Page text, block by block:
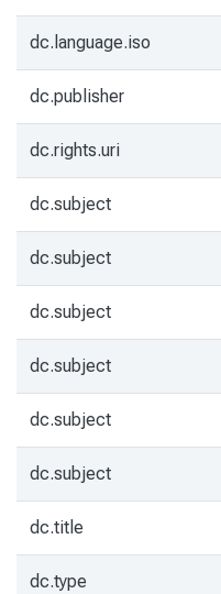
dc.language.iso
dc.publisher
dc.rights.uri
dc.subject
dc.subject
dc.subject
dc.subject
dc.subject
dc.subject
dc.title
dc.type